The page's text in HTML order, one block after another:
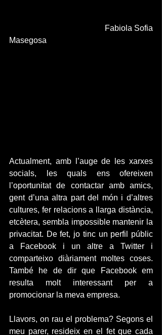
Masegosa
Actualment, amb l’auge de les xarxes
socials, les quals ens ofereixen
l’oportunitat de contactar amb amics,
gent d’una altra part del món i d’altres
cultures, fer relacions a llarga distància,
etcètera, sembla impossible mantenir la
privacitat. De fet, jo tinc un perfil públic
a Facebook i un altre a Twitter i
comparteixo diàriament moltes coses.
També he de dir que Facebook em
resulta molt interessant per a
promocionar la meva empresa.
Llavors, on rau el problema? Segons el
meu parer, resideix en el fet que cada